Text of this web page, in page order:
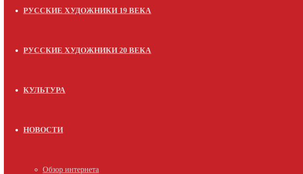
РУССКИЕ ХУДОЖНИКИ 19 ВЕКА
РУССКИЕ ХУДОЖНИКИ 20 ВЕКА
КУЛЬТУРА
НОВОСТИ
Обзор интернета